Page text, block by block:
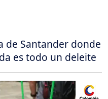
de Santander donde
es todo un deleite